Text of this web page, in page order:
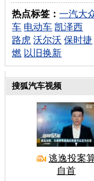
热点标签：一汽大
车 电动车 凯泽西
路虎 沃尔沃 保时捷
燃 以旧换新
搜狐汽车视频
逃逸投案
自首